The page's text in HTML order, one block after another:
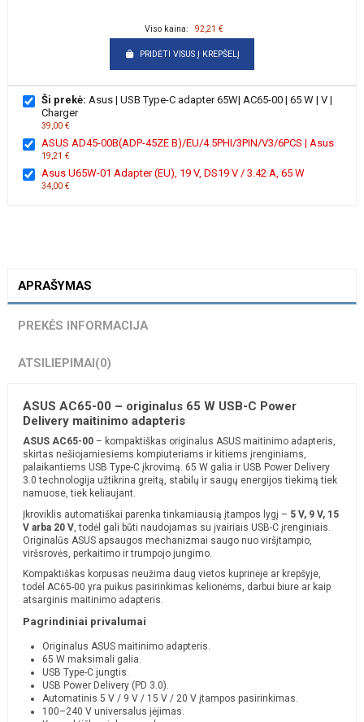
Viso kaina: 92,21 €
PRIDĖTI VISUS Į KREPŠELĮ
Ši prekė: Asus | USB Type-C adapter 65W| AC65-00 | 65 W | V |
Charger
39,00 €
ASUS AD45-00B(ADP-45ZE B)/EU/4.5PHI/3PIN/V3/6PCS | Asus
19,21 €
Asus U65W-01 Adapter (EU), 19 V, DS19 V / 3.42 A, 65 W
34,00 €
APRAŠYMAS
PREKĖS INFORMACIJA
ATSILIEPIMAI(0)
ASUS AC65-00 – originalus 65 W USB-C Power
Delivery maitinimo adapteris
ASUS AC65-00 – kompaktiškas originalus ASUS maitinimo adapteris,
skirtas nešiojamiesiems kompiuteriams ir kitiems įrenginiams,
palaikantiems USB Type-C įkrovimą. 65 W galia ir USB Power Delivery
3.0 technologija užtikrina greitą, stabilų ir saugų energijos tiekimą tiek
namuose, tiek keliaujant.
Įkroviklis automatiškai parenka tinkamiausią įtampos lygį – 5 V, 9 V, 15
V arba 20 V , todėl gali būti naudojamas su įvairiais USB-C įrenginiais.
Originalūs ASUS apsaugos mechanizmai saugo nuo viršįtampio,
viršsrovės, perkaitimo ir trumpojo jungimo.
Kompaktiškas korpusas neužima daug vietos kuprinėje ar krepšyje,
todėl AC65-00 yra puikus pasirinkimas kelionėms, darbui biure ar kaip
atsarginis maitinimo adapteris.
Pagrindiniai privalumai
Originalus ASUS maitinimo adapteris.
65 W maksimali galia.
USB Type-C jungtis.
USB Power Delivery (PD 3.0).
Automatinis 5 V / 9 V / 15 V / 20 V įtampos pasirinkimas.
100–240 V universalus įėjimas.